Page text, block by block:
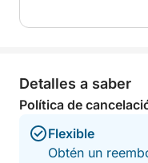
proporcionaron
empresa de alquiler!
Detalles a saber
Política de
Flexible
Obtén un